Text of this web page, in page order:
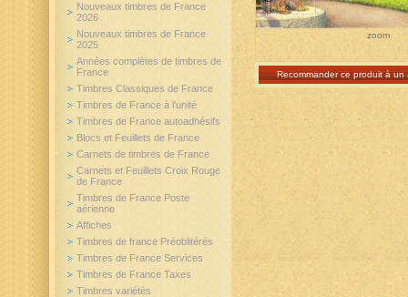
zoom
Recommander ce produit à un
Nouveaux timbres de France
2026
Nouveaux timbres de France
2025
Années complètes de timbres de
France
Timbres Classiques de France
Timbres de France à l'unité
Timbres de France autoadhésifs
Blocs et Feuillets de France
Carnets de timbres de France
Carnets et Feuillets Croix Rouge
de France
Timbres de France Poste
aérienne
Affiches
Timbres de france Préoblitérés
Timbres de France Services
Timbres de France Taxes
Timbres variétés